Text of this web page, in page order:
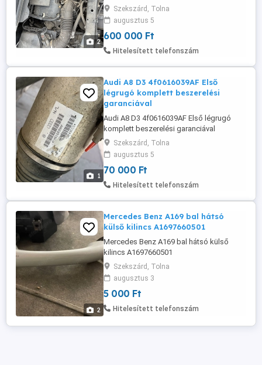
2
garanciás további alkatrészek ugyan itt
hozzázött motor ,blokk hengerfej posta
megoldható
Szekszárd, Tolna
augusztus 5
600 000 Ft
Hitelesített telefonszám
1
Audi A8 D3 4f0616039AF Első
légrugó komplett beszerelési
garanciával
Audi A8 D3 4f0616039AF Első légrugó
komplett beszerelési garanciával
Szekszárd, Tolna
augusztus 5
70 000 Ft
Hitelesített telefonszám
2
Mercedes Benz A169 bal hátsó
külső kilincs A1697660501
Mercedes Benz A169 bal hátsó külső
kilincs A1697660501
Szekszárd, Tolna
augusztus 3
5 000 Ft
Hitelesített telefonszám